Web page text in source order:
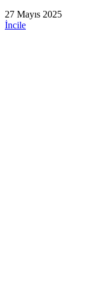
27 Mayıs 2025
İncile